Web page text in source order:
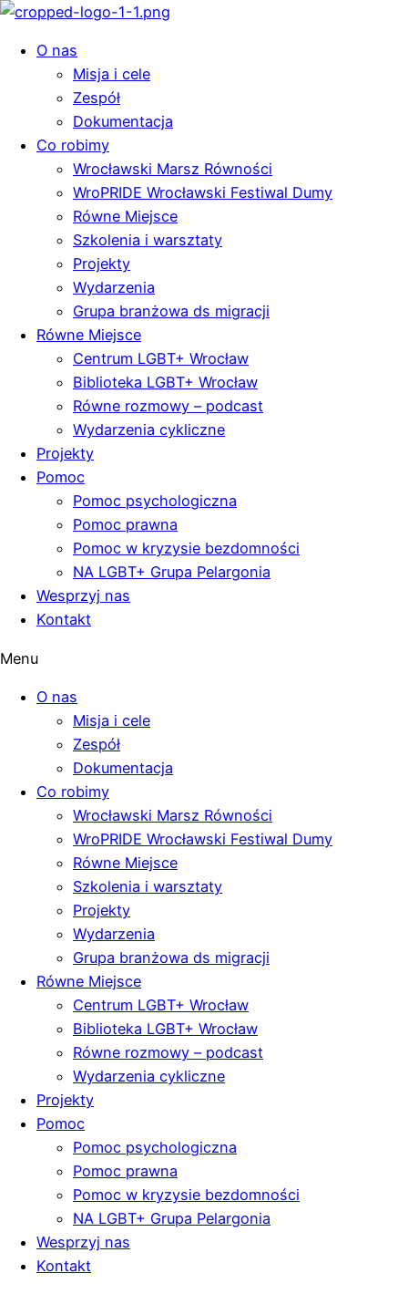
O nas
Misja i cele
Zespół
Dokumentacja
Co robimy
Wrocławski Marsz Równości
WroPRIDE Wrocławski Festiwal Dumy
Równe Miejsce
Szkolenia i warsztaty
Projekty
Wydarzenia
Grupa branżowa ds migracji
Równe Miejsce
Centrum LGBT+ Wrocław
Biblioteka LGBT+ Wrocław
Równe rozmowy – podcast
Wydarzenia cykliczne
Projekty
Pomoc
Pomoc psychologiczna
Pomoc prawna
Pomoc w kryzysie bezdomności
NA LGBT+ Grupa Pelargonia
Wesprzyj nas
Kontakt
Menu
O nas
Misja i cele
Zespół
Dokumentacja
Co robimy
Wrocławski Marsz Równości
WroPRIDE Wrocławski Festiwal Dumy
Równe Miejsce
Szkolenia i warsztaty
Projekty
Wydarzenia
Grupa branżowa ds migracji
Równe Miejsce
Centrum LGBT+ Wrocław
Biblioteka LGBT+ Wrocław
Równe rozmowy – podcast
Wydarzenia cykliczne
Projekty
Pomoc
Pomoc psychologiczna
Pomoc prawna
Pomoc w kryzysie bezdomności
NA LGBT+ Grupa Pelargonia
Wesprzyj nas
Kontakt